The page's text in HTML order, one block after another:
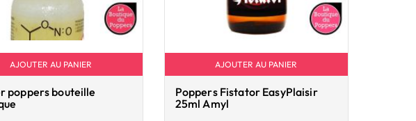
AJOUTER AU PANIER
poppers bouteille
AJOUTER AU PANIER
Poppers Fistator EasyPlaisir
25ml Amyl